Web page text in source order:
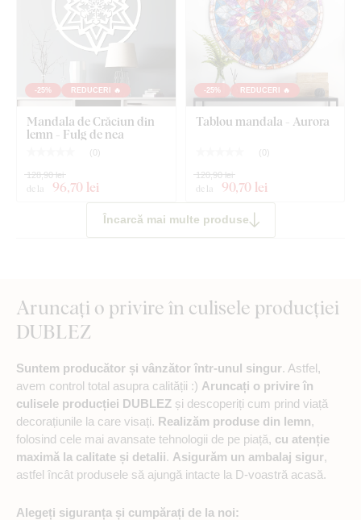
-25% REDUCERI 🔥
Mandala de Crăciun din
lemn - Fulg de nea
( 0)
de la 96,70 lei
128,90 lei
-25% REDUCERI 🔥
Tablou mandala - Aurora
( 0)
de la 90,70 lei
120,90 lei
Încarcă mai multe produse
Aruncați o privire în culisele producției
DUBLEZ
Suntem producător și vânzător într-unul singur. Astfel,
avem control total asupra calității :) Aruncați o privire în
culisele producției DUBLEZ și descoperiți cum prind viață
decorațiunile la care visați. Realizăm produse din lemn,
folosind cele mai avansate tehnologii de pe piață, cu atenție
maximă la calitate și detalii. Asigurăm un ambalaj sigur,
astfel încât produsele să ajungă intacte la D-voastră acasă.
Alegeți siguranța și cumpărați de la noi: